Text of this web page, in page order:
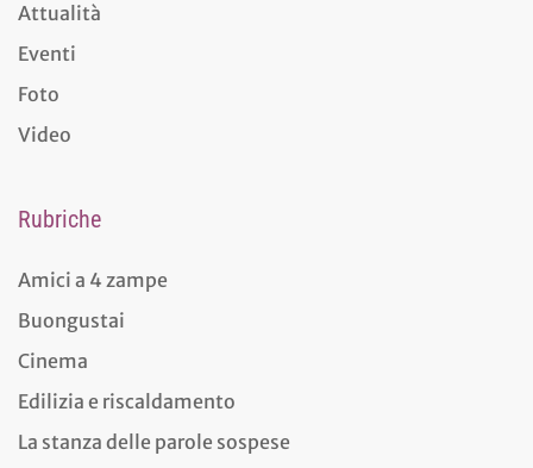
Attualità
Eventi
Foto
Video
Rubriche
Amici a 4 zampe
Buongustai
Cinema
Edilizia e riscaldamento
La stanza delle parole sospese